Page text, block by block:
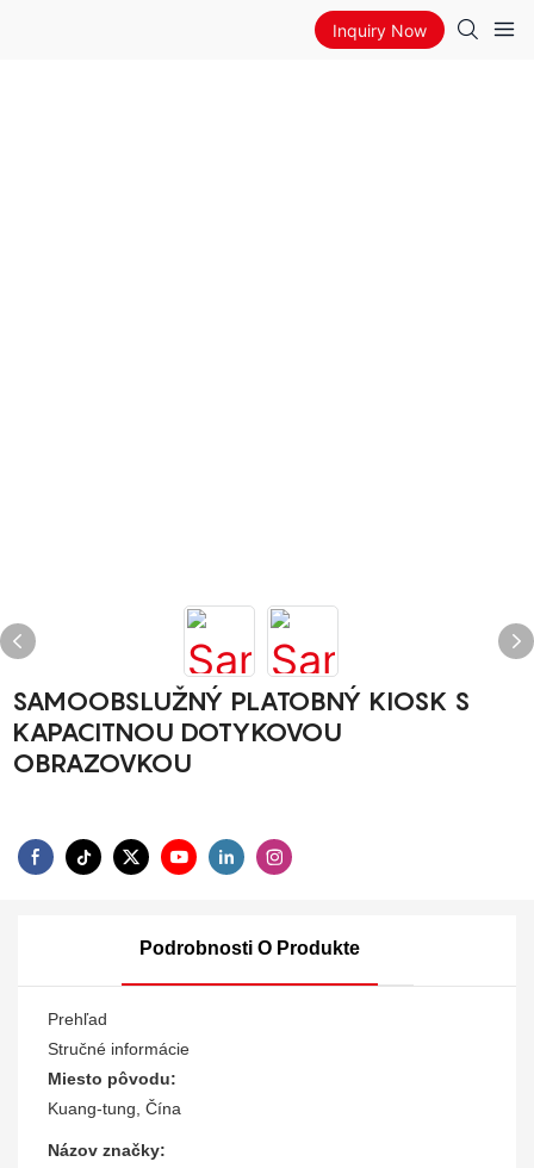
Inquiry Now
SAMOOBSLUŽNÝ PLATOBNÝ KIOSK S
KAPACITNOU DOTYKOVOU
OBRAZOVKOU
Podrobnosti O Produkte
Prehľad
Stručné informácie
Miesto pôvodu:
Kuang-tung, Čína
Názov značky: